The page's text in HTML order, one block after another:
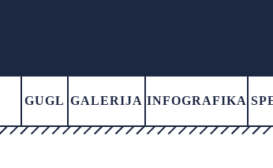
GUGL GALERIJA INFOGRAFIKA